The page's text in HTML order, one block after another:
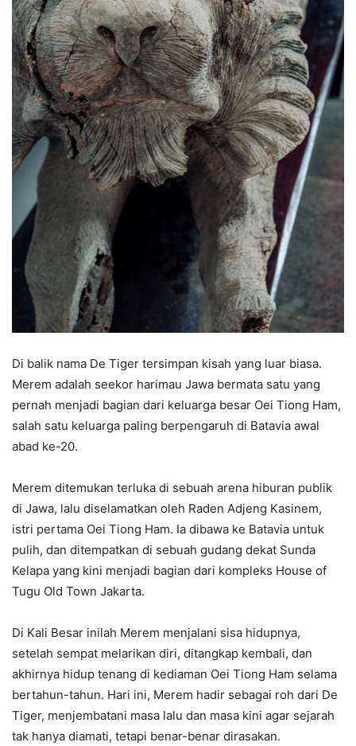
Di balik nama De Tiger tersimpan kisah yang luar biasa.
Merem adalah seekor harimau Jawa bermata satu yang
pernah menjadi bagian dari keluarga besar Oei Tiong Ham,
salah satu keluarga paling berpengaruh di Batavia awal
abad ke-20.
Merem ditemukan terluka di sebuah arena hiburan publik
di Jawa, lalu diselamatkan oleh Raden Adjeng Kasinem,
istri pertama Oei Tiong Ham. Ia dibawa ke Batavia untuk
pulih, dan ditempatkan di sebuah gudang dekat Sunda
Kelapa yang kini menjadi bagian dari kompleks House of
Tugu Old Town Jakarta.
Di Kali Besar inilah Merem menjalani sisa hidupnya,
setelah sempat melarikan diri, ditangkap kembali, dan
akhirnya hidup tenang di kediaman Oei Tiong Ham selama
bertahun-tahun. Hari ini, Merem hadir sebagai roh dari De
Tiger, menjembatani masa lalu dan masa kini agar sejarah
tak hanya diamati, tetapi benar-benar dirasakan.